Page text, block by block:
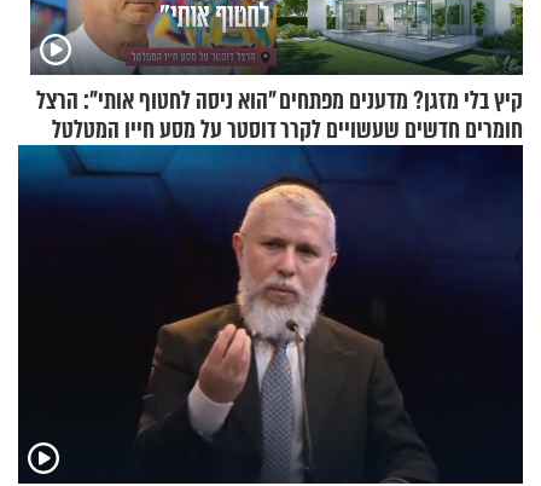
קיץ בלי מזגן? מדענים מפתחים
חומרים חדשים שעשויים לקרר
"הוא ניסה לחטוף אותי": הרצל
דוסטר על מסע חייו המטלטל